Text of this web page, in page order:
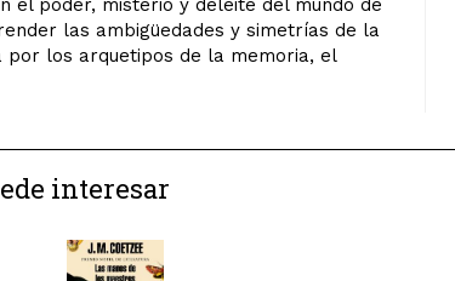
el poder, misterio y deleite del mundo de
las ambigüedades y simetrías de la
por los arquetipos de la memoria, el
interesar